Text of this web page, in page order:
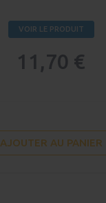
VOIR LE PRODUIT
11,70 €
AJOUTER AU PANIER